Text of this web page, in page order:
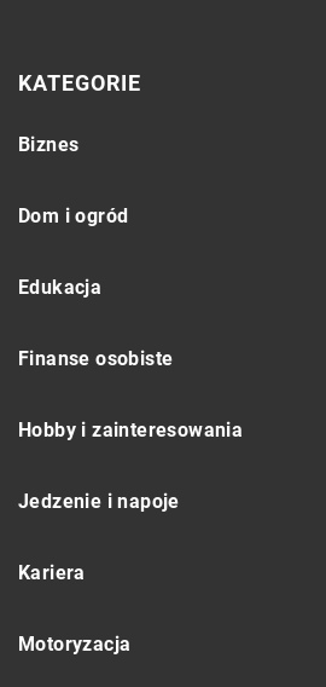
KATEGORIE
Biznes
Dom i ogród
Edukacja
Finanse osobiste
Hobby i zainteresowania
Jedzenie i napoje
Kariera
Motoryzacja